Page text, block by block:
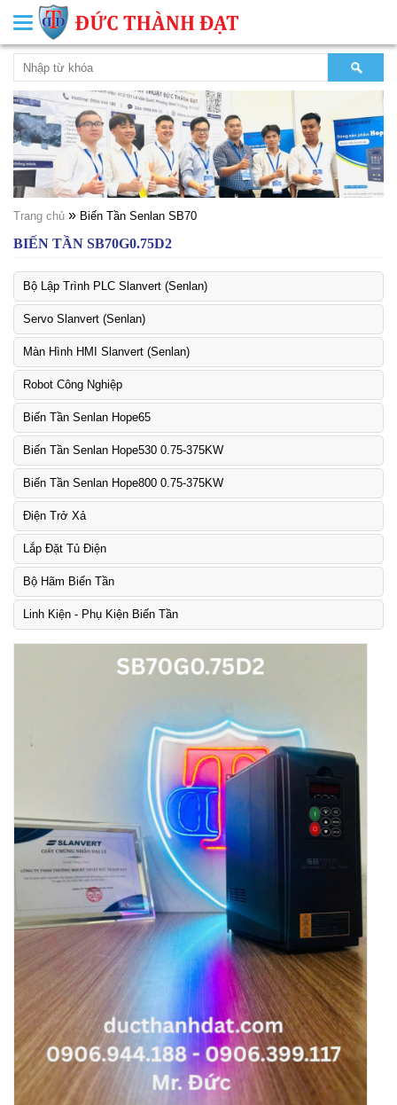
Trang chủ » Biến Tần Senlan SB70
BIẾN TẦN SB70G0.75D2
Bộ Lập Trình PLC Slanvert (Senlan)
Servo Slanvert (Senlan)
Màn Hình HMI Slanvert (Senlan)
Robot Công Nghiệp
Biến Tần Senlan Hope65
Biến Tần Senlan Hope530 0.75-375KW
Biến Tần Senlan Hope800 0.75-375KW
Điện Trở Xả
Lắp Đặt Tủ Điện
Bộ Hãm Biến Tần
Linh Kiện - Phụ Kiện Biến Tần
Toggle
navigation